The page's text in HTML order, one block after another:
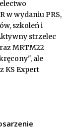
w wydaniu PRS,
szkoleń i
strzelec
MRTM22
ale
KS Expert